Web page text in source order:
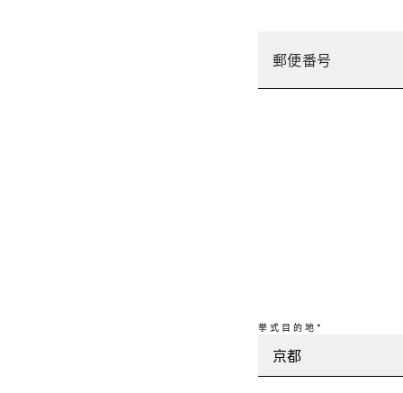
挙式目的地*